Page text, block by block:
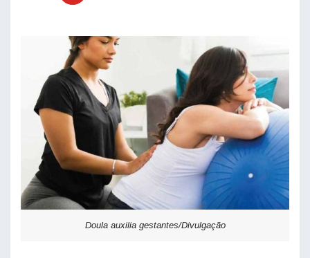
Doula auxilia gestantes/Divulgação